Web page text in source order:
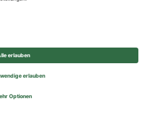
- All rights reserved